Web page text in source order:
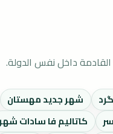
داخل نفس الدولة.
شهر جديد مهستان
كاتاليم فا سادات شهر